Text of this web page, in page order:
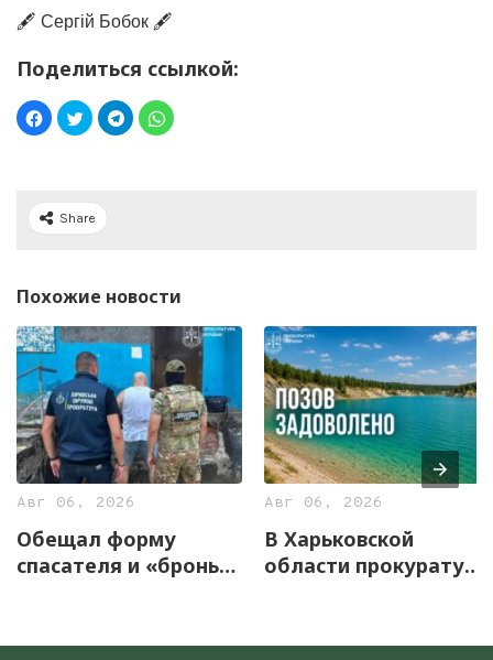
🖋️ Сергій Бобок 🖋️
Поделиться ссылкой:
Share
Похожие новости
Авг 06, 2026
Обещал форму
спасателя и «бронь»:
лжесотрудника ГСЧС
Авг 06, 2026
В Харьковской
области прокуратура
Африкановское